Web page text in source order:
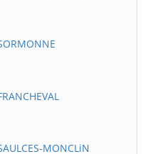
MONCLiN